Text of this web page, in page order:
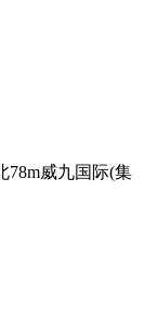
78m威九国际(集